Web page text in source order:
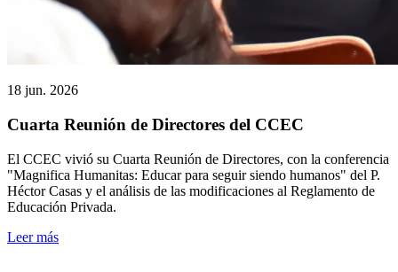
18 jun. 2026
Cuarta Reunión de Directores del CCEC
El CCEC vivió su Cuarta Reunión de Directores, con la conferencia
"Magnifica Humanitas: Educar para seguir siendo humanos" del P.
Héctor Casas y el análisis de las modificaciones al Reglamento de
Educación Privada.
Leer más